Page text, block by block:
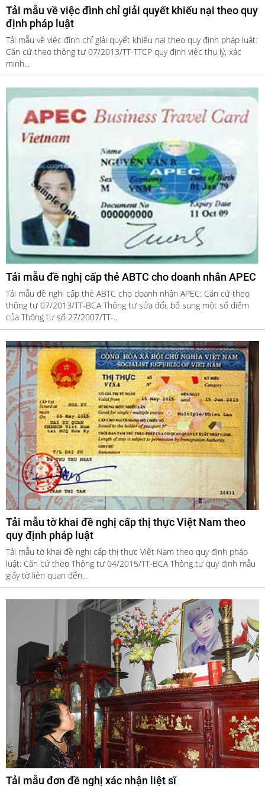
Tải mẫu về việc đình chỉ giải quyết khiếu nại theo quy
định pháp luật
Tải mẫu về việc đình chỉ giải quyết khiếu nại theo quy định pháp luật:
Căn cứ theo thông tư 07/2013/TT-TTCP quy định việc thụ lý, xác
minh...
Tải mẫu đề nghị cấp thẻ ABTC cho doanh nhân APEC
Tải mẫu đề nghị cấp thẻ ABTC cho doanh nhân APEC: Căn cứ theo
thông tư 07/2013/TT-BCA Thông tư sửa đổi, bổ sung một số điểm
của Thông tư số 27/2007/TT-...
Tải mẫu tờ khai đề nghị cấp thị thực Việt Nam theo
quy định pháp luật
Tải mẫu tờ khai đề nghị cấp thị thực Việt Nam theo quy định pháp
luật: Căn cứ theo Thông tư 04/2015/TT-BCA Thông tư quy định mẫu
giấy tờ liên quan đến...
Tải mẫu đơn đề nghị xác nhận liệt sĩ